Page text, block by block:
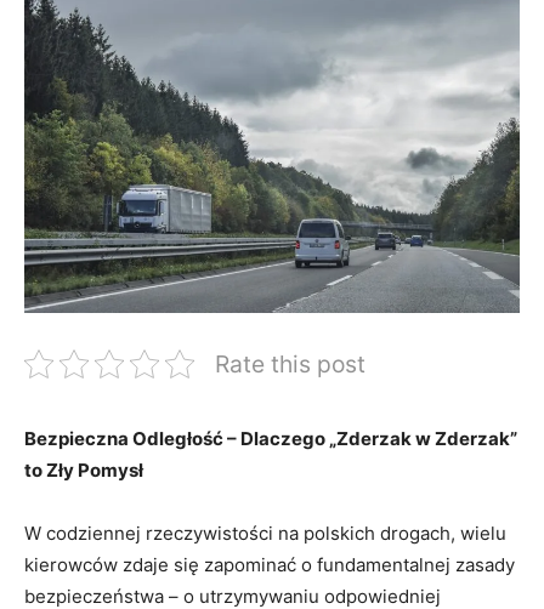
Rate this post
Bezpieczna Odległość⁤ –⁤ Dlaczego „Zderzak w Zderzak”
to Zły ⁣Pomysł
W codziennej rzeczywistości na polskich drogach, ​wielu
kierowców zdaje się zapominać o fundamentalnej zasady
bezpieczeństwa​ – o utrzymywaniu ⁤odpowiedniej